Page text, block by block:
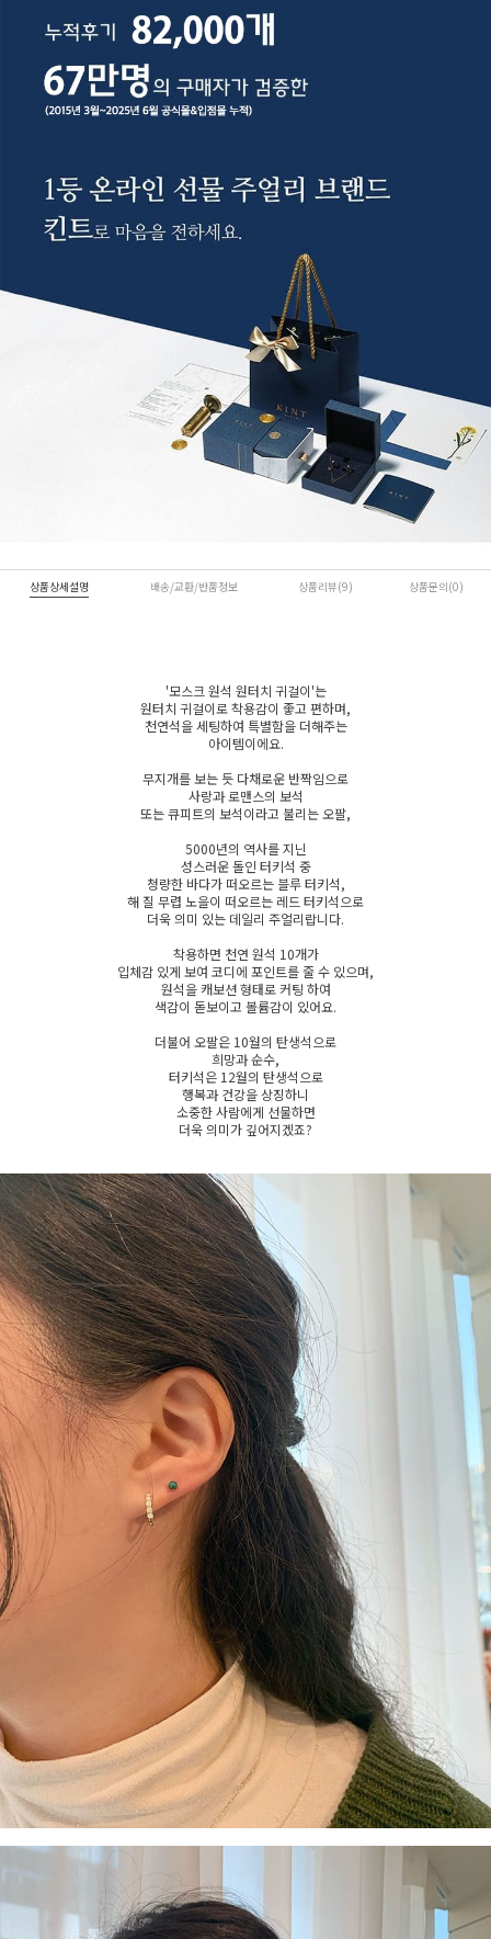
상품상세설명 배송/교환/반품정보 상품리뷰(9) 상품문의(0)
'모스크 원석 원터치 귀걸이'는
원터치 귀걸이로 착용감이 좋고 편하며,
천연석을 세팅하여 특별함을 더해주는
아이템이에요.
무지개를 보는 듯 다채로운 반짝임으로
사랑과 로맨스의 보석
또는 큐피트의 보석이라고 불리는오팔,
5000년의 역사를 지닌
성스러운 돌인 터키석 중
청량한 바다가 떠오르는 블루 터키석,
해 질 무렵 노을이 떠오르는 레드 터키석 으로
더욱 의미 있는 데일리 주얼리랍니다.
착용하면 천연 원석 10개가
입체감 있게 보여 코디에 포인트를 줄 수 있으며,
원석을 캐보션 형태로 커팅 하여
색감이 돋보이고 볼륨감이 있어요.
더불어 오팔은 10월의 탄생석으로
희망과순수,
터키석은 12월의 탄생석으로
행복과건강을 상징하니
소중한 사람에게 선물하면
더욱 의미가 깊어지겠죠?